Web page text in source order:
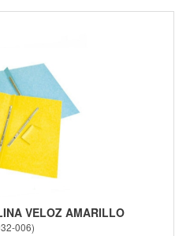
VELOZ AMARILLO
006)